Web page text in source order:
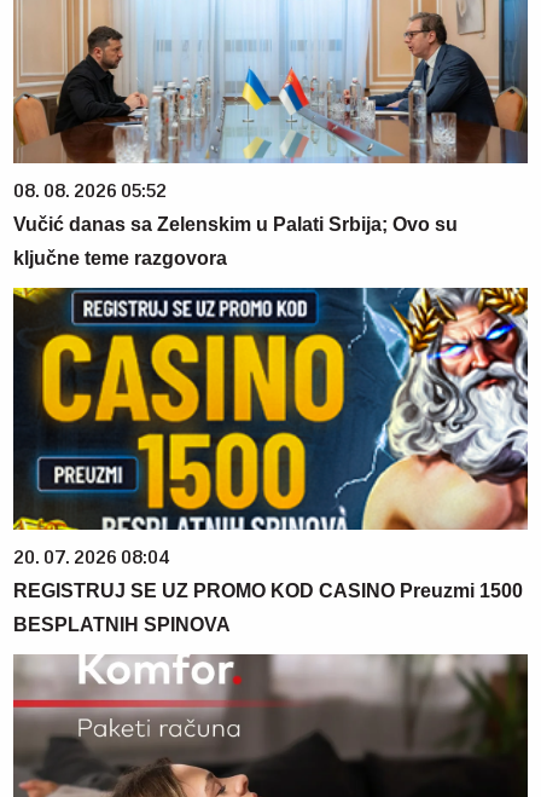
08. 08. 2026 05:52
Vučić danas sa Zelenskim u Palati Srbija; Ovo su
ključne teme razgovora
20. 07. 2026 08:04
REGISTRUJ SE UZ PROMO KOD CASINO Preuzmi 1500
BESPLATNIH SPINOVA